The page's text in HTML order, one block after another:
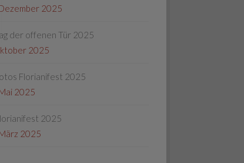
Dezember 2025
der offenen Tür 2025
2025
Florianifest 2025
2025
2025
2025